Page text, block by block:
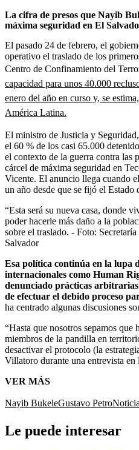
La cifra de presos que Nayib
máxima seguridad en El
El pasado 24 de febrero, el
operativo el traslado de los
Centro de Confinamiento del
capacidad para unos 40.000
enero del año en curso y, se
América Latina.
El ministro de Justicia y
el 60 % de los casi 65.000
el contexto de la guerra contra las
cárcel de máxima seguridad en
Vicente. El anuncio llega cuando
un año desde que se fijó el Estado
“Esta será su nueva casa, donde
poder hacerle más daño a la
sobre el traslado. - Foto:
Salvador
Esa política continúa en la lupa
internacionales como Human
denunciado prácticas arbitrarias
de efectuar el debido proceso
ha centrado algunas discusiones
“Hasta que nosotros sepamos
miembros de la pandilla en
desactivar el protocolo (la
Villatoro durante una entrevista en
VER MÁS
Nayib BukeleGustavo Petro
Le puede interesar